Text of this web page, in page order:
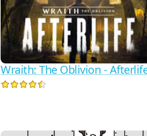
Wraith: The Oblivion -